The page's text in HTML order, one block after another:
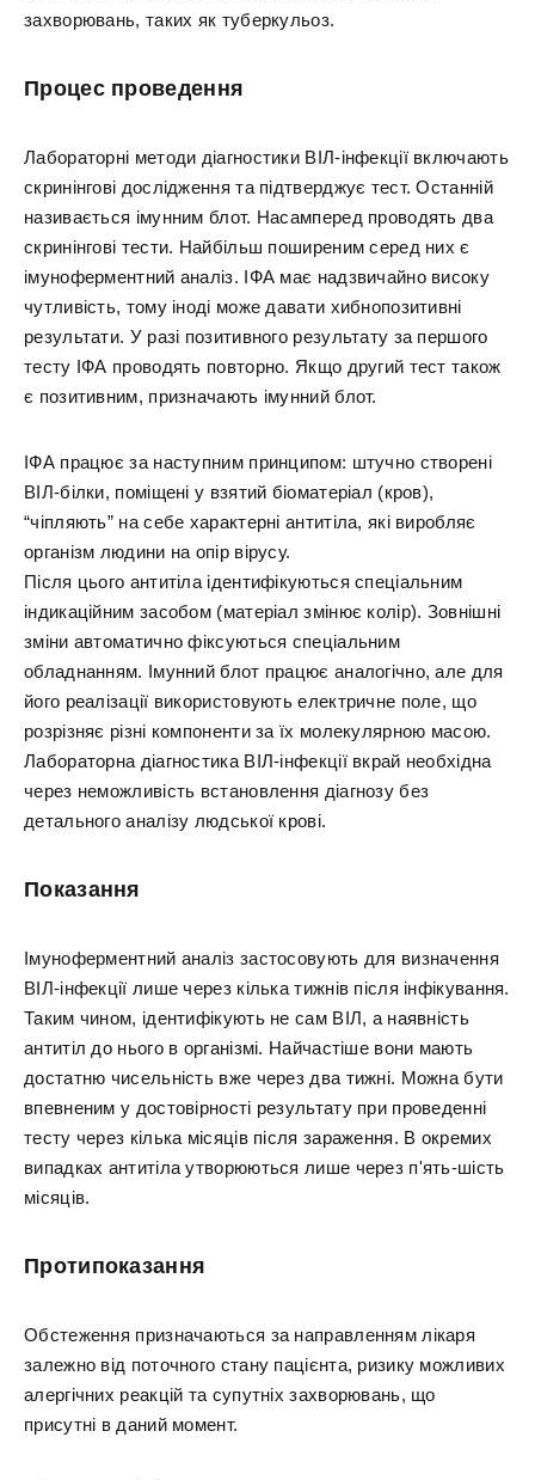
захворювань, таких як туберкульоз.
Процес проведення
Лабораторні методи діагностики ВІЛ-інфекції включають
скринінгові дослідження та підтверджує тест. Останній
називається імунним блот. Насамперед проводять два
скринінгові тести. Найбільш поширеним серед них є
імуноферментний аналіз. ІФА має надзвичайно високу
чутливість, тому іноді може давати хибнопозитивні
результати. У разі позитивного результату за першого
тесту ІФА проводять повторно. Якщо другий тест також
є позитивним, призначають імунний блот.
ІФА працює за наступним принципом: штучно створені
ВІЛ-білки, поміщені у взятий біоматеріал (кров),
“чіпляють” на себе характерні антитіла, які виробляє
організм людини на опір вірусу.
Після цього антитіла ідентифікуються спеціальним
індикаційним засобом (матеріал змінює колір). Зовнішні
зміни автоматично фіксуються спеціальним
обладнанням. Імунний блот працює аналогічно, але для
його реалізації використовують електричне поле, що
розрізняє різні компоненти за їх молекулярною масою.
Лабораторна діагностика ВІЛ-інфекції вкрай необхідна
через неможливість встановлення діагнозу без
детального аналізу людської крові.
Показання
Імуноферментний аналіз застосовують для визначення
ВІЛ-інфекції лише через кілька тижнів після інфікування.
Таким чином, ідентифікують не сам ВІЛ, а наявність
антитіл до нього в організмі. Найчастіше вони мають
достатню чисельність вже через два тижні. Можна бути
впевненим у достовірності результату при проведенні
тесту через кілька місяців після зараження. В окремих
випадках антитіла утворюються лише через п'ять-шість
місяців.
Протипоказання
Обстеження призначаються за направленням лікаря
залежно від поточного стану пацієнта, ризику можливих
алергічних реакцій та супутніх захворювань, що
присутні в даний момент.